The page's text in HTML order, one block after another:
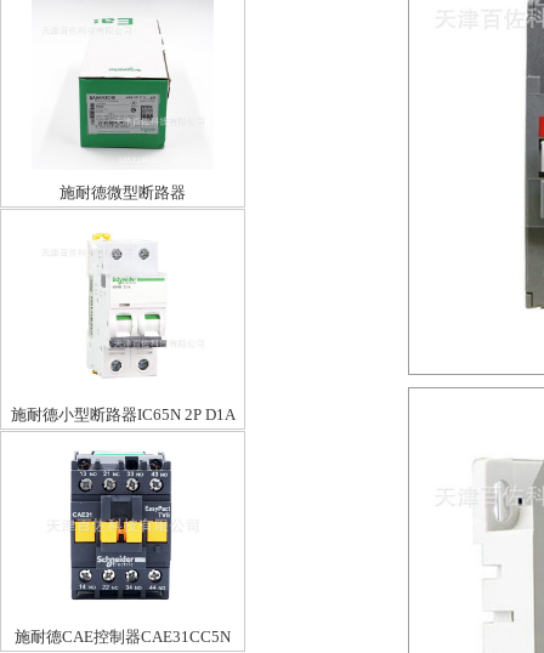
施耐德微型断路器
EA9AN3C403P40A
施耐德小型断路器IC65N 2P D1A
施耐德CAE控制器CAE31CC5N